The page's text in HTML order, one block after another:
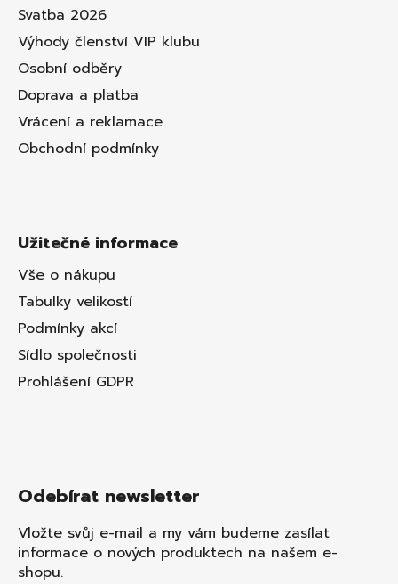
Svatba 2026
Výhody členství VIP klubu
Osobní odběry
Doprava a platba
Vrácení a reklamace
Obchodní podmínky
Užitečné informace
Vše o nákupu
Tabulky velikostí
Podmínky akcí
Sídlo společnosti
Prohlášení GDPR
Odebírat newsletter
Vložte svůj e-mail a my vám budeme zasílat
informace o nových produktech na našem e-
shopu.